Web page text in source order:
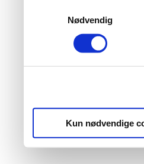
Nødvendig
Kun nødvendige